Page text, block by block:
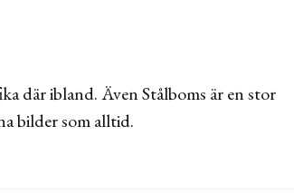
där ibland. Även Stålboms är en stor
bilder som alltid.